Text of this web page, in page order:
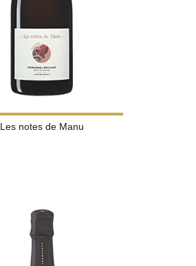
Les notes de Manu